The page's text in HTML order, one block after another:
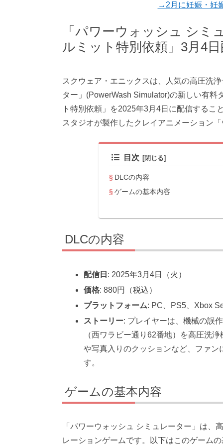
→2月に妊娠・妊
「パワーウォッシュ シミ
ルミット特別依頼」3月4
スクウェア・エニックスは、人気の高圧洗
ター」(PowerWash Simulator)の新しい有
ト特別依頼」を2025年3月4日に配信する
スタジオが製作したクレイアニメーション
目次
DLCの内容
ゲームの基本内容
DLCの内容
配信日 : 2025年3月4日（火）
価格: 880円（税込）
プラットフォーム: PC、PS5、Xbox
ストーリー: プレイヤーは、機械の誤
（西ワラビー通り62番地）を高圧洗
や写真入りのクッションなど、ファ
す。
ゲームの基本内容
「パワーウォッシュ シミュレーター」は
レーションゲームです。以下はこのゲーム